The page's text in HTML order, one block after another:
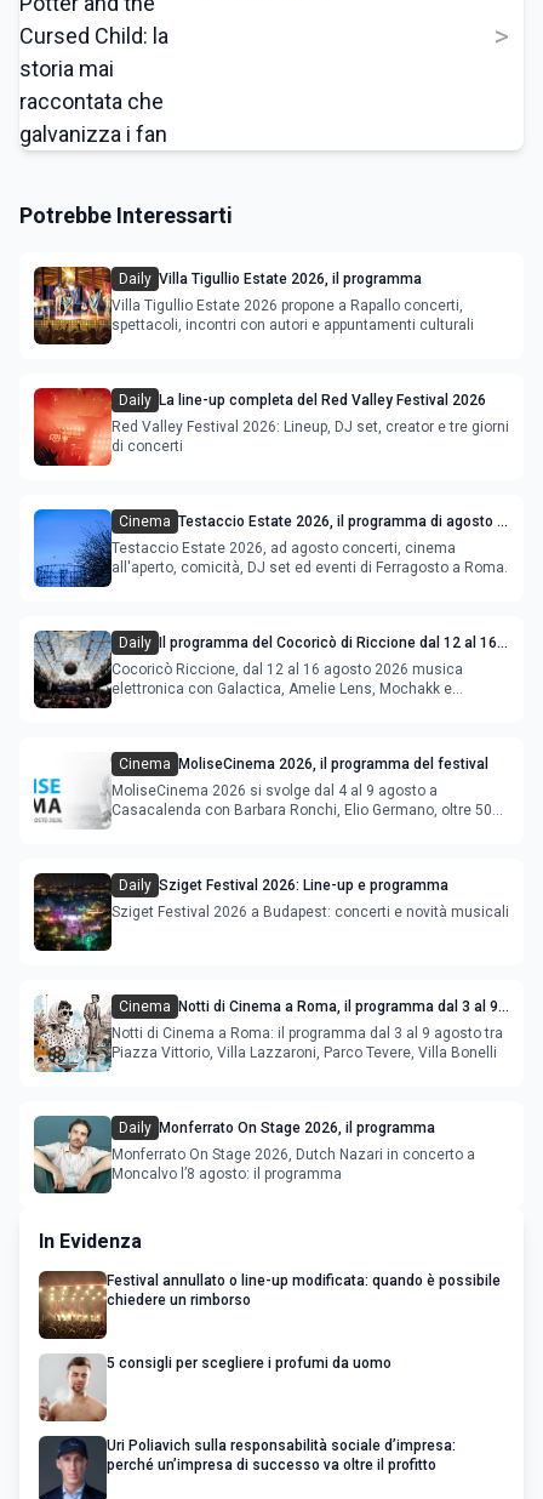
>
Potrebbe Interessarti
Daily Villa Tigullio Estate 2026, il programma
Villa Tigullio Estate 2026 propone a Rapallo concerti,
spettacoli, incontri con autori e appuntamenti culturali
Daily La line-up completa del Red Valley Festival 2026
Red Valley Festival 2026: Lineup, DJ set, creator e tre giorni
di concerti
Cinema Testaccio Estate 2026, il programma di agosto e
Ferragosto
Testaccio Estate 2026, ad agosto concerti, cinema
all'aperto, comicità, DJ set ed eventi di Ferragosto a Roma.
Daily
Il programma del Cocoricò di Riccione dal 12 al 16
agosto 2026
Cocoricò Riccione, dal 12 al 16 agosto 2026 musica
elettronica con Galactica, Amelie Lens, Mochakk e
Cinema
MoliseCinema 2026, il programma del festival
MoliseCinema 2026 si svolge dal 4 al 9 agosto a
Casacalenda con Barbara Ronchi, Elio Germano, oltre 50
Daily Sziget Festival 2026: Line-up e programma
Sziget Festival 2026 a Budapest: concerti e novità musicali
Cinema
Notti di Cinema a Roma, il programma dal 3 al 9
agosto
Notti di Cinema a Roma: il programma dal 3 al 9 agosto tra
Piazza Vittorio, Villa Lazzaroni, Parco Tevere, Villa Bonelli
Daily Monferrato On Stage 2026, il programma
Monferrato On Stage 2026, Dutch Nazari in concerto a
Moncalvo l’8 agosto: il programma
In Evidenza
Festival annullato o line-up modificata: quando è possibile
chiedere un rimborso
5 consigli per scegliere i profumi da uomo
Uri Poliavich sulla responsabilità sociale d’impresa:
perché un’impresa di successo va oltre il profitto